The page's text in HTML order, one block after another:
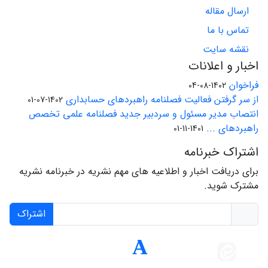
ارسال مقاله
تماس با ما
نقشه سایت
اخبار و اعلانات
فراخوان 1402-08-04
از سر گرفتن فعالیت فصلنامه راهبردهای حسابداری 1402-07-01
انتصاب مدیر مسئول و سردبیر جدید فصلنامه علمی تخصص
راهبردهای ... 1401-11-01
اشتراک خبرنامه
برای دریافت اخبار و اطلاعیه های مهم نشریه در خبرنامه نشریه
مشترک شوید.
اشتراک